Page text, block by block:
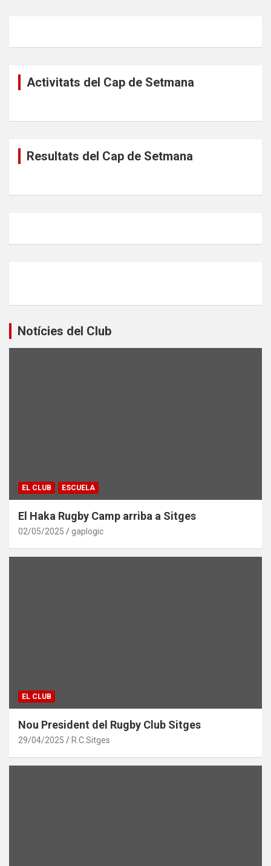
Activitats del Cap de Setmana
Resultats del Cap de Setmana
Notícies del Club
EL CLUB ESCUELA
El Haka Rugby Camp arriba a Sitges
02/05/2025 gaplogic
EL CLUB
Nou President del Rugby Club Sitges
29/04/2025 R.C.Sitges